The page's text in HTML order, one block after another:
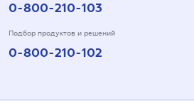
0-800-210-103
Подбор продуктов и решений
0-800-210-102